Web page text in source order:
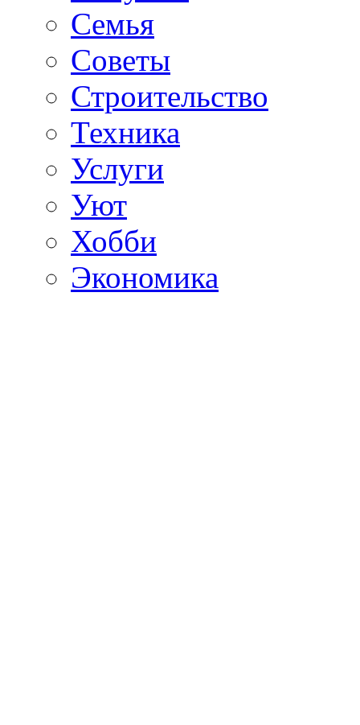
Семья
Советы
Строительство
Техника
Услуги
Уют
Хобби
Экономика